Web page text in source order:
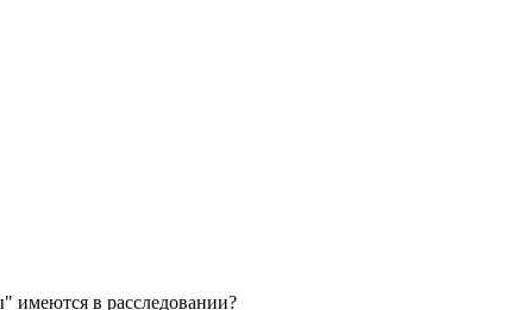
имеются в расследовании?